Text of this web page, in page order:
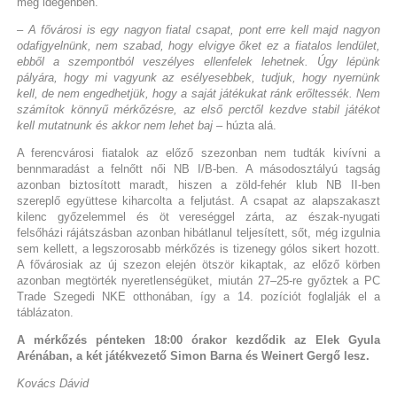
– A fővárosi is egy nagyon fiatal csapat, pont erre kell majd nagyon
odafigyelnünk, nem szabad, hogy elvigye őket ez a fiatalos lendület,
ebből a szempontból veszélyes ellenfelek lehetnek. Úgy lépünk
pályára, hogy mi vagyunk az esélyesebbek, tudjuk, hogy nyernünk
kell, de nem engedhetjük, hogy a saját játékukat ránk erőltessék. Nem
számítok könnyű mérkőzésre, az első perctől kezdve stabil játékot
kell mutatnunk és akkor nem lehet baj– húzta alá.
A ferencvárosi fiatalok az előző szezonban nem tudták kivívni a
bennmaradást a felnőtt női NB I/B-ben. A másodosztályú tagság
azonban biztosított maradt, hiszen a zöld-fehér klub NB II-ben
szereplő együttese kiharcolta a feljutást. A csapat az alapszakaszt
kilenc győzelemmel és öt vereséggel zárta, az észak-nyugati
felsőházi rájátszásban azonban hibátlanul teljesített, sőt, még izgulnia
sem kellett, a legszorosabb mérkőzés is tizenegy gólos sikert hozott.
A fővárosiak az új szezon elején ötször kikaptak, az előző körben
azonban megtörték nyeretlenségüket, miután 27–25-re győztek a PC
Trade Szegedi NKE otthonában, így a 14. pozíciót foglalják el a
táblázaton.
A mérkőzés pénteken 18:00 órakor kezdődik az Elek Gyula
Arénában, a két játékvezető Simon Barna és Weinert Gergő lesz.
Kovács Dávid